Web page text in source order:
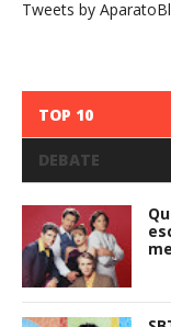
Tweets by
TOP 10
DEBATE